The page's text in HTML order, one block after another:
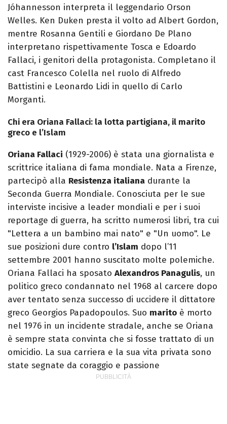
Jóhannesson interpreta il leggendario Orson
Welles. Ken Duken presta il volto ad Albert Gordon,
mentre Rosanna Gentili e Giordano De Plano
interpretano rispettivamente Tosca e Edoardo
Fallaci, i genitori della protagonista. Completano il
cast Francesco Colella nel ruolo di Alfredo
Battistini e Leonardo Lidi in quello di Carlo
Morganti.
Chi era Oriana Fallaci: la lotta partigiana, il marito
greco e l’Islam
Oriana Fallaci (1929-2006) è stata una giornalista e
scrittrice italiana di fama mondiale. Nata a Firenze,
partecipò alla Resistenza italiana durante la
Seconda Guerra Mondiale. Conosciuta per le sue
interviste incisive a leader mondiali e per i suoi
reportage di guerra, ha scritto numerosi libri, tra cui
"Lettera a un bambino mai nato" e "Un uomo". Le
sue posizioni dure contro l’Islam dopo l’11
settembre 2001 hanno suscitato molte polemiche.
Oriana Fallaci ha sposato Alexandros Panagulis, un
politico greco condannato nel 1968 al carcere dopo
aver tentato senza successo di uccidere il dittatore
greco Georgios Papadopoulos. Suo marito è morto
nel 1976 in un incidente stradale, anche se Oriana
è sempre stata convinta che si fosse trattato di un
omicidio. La sua carriera e la sua vita privata sono
state segnate da coraggio e passione